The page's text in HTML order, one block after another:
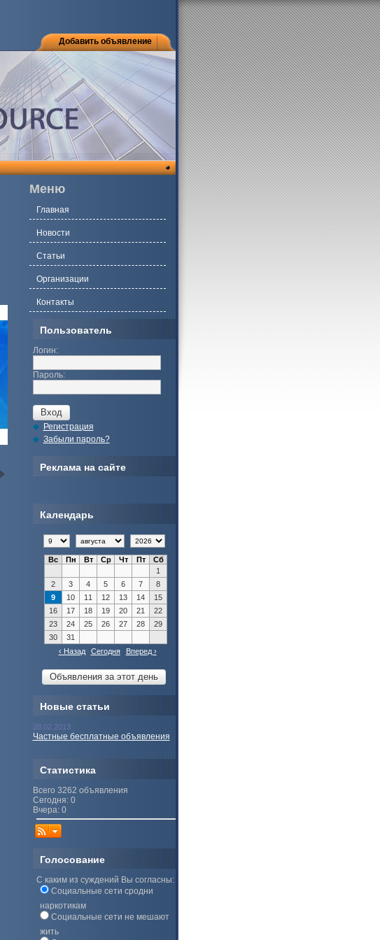
Добавить объявление
Меню
Главная
Новости
Статьи
Организации
Контакты
Пользователь
Логин:
Пароль:
Регистрация
Забыли пароль?
Реклама на сайте
Календарь
Вс Пн Вт Ср Чт Пт
Сб
1
2
3 4 5 6 7
8
9
10 11 12 13 14
15
16
17 18 19 20 21
22
23
24 25 26 27 28
29
30
31
‹ Назад
Сегодня Вперед ›
Новые статьи
28.02.2013
Частные бесплатные объявления
Статистика
Всего 3262 объявления
Сегодня: 0
Вчера: 0
Голосование
С каким из суждений Вы согласны:
Социальные сети сродни
наркотикам
Социальные сети не мешают
жить